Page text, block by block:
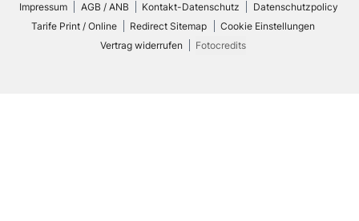
Impressum AGB / ANB Kontakt-Datenschutz
Datenschutzpolicy
Tarife Print / Online
Redirect Sitemap
Cookie Einstellungen
Vertrag widerrufen
Fotocredits